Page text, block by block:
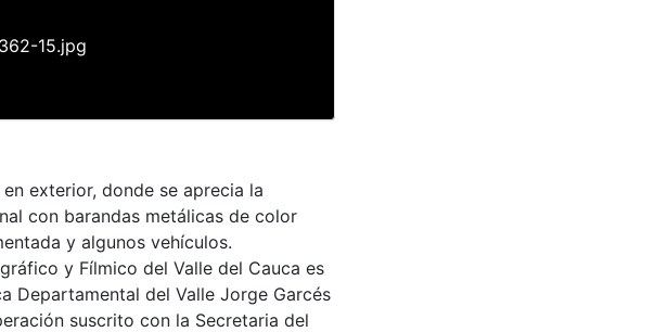
362-15.jpg
exterior, donde se aprecia la
con barandas metálicas de color
y algunos vehículos.
y Fílmico del Valle del Cauca es
Departamental del Valle Jorge Garcés
suscrito con la Secretaria del